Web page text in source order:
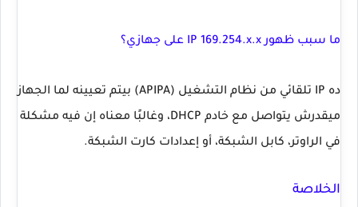
ما سبب ظهور IP 169.254.x.x على جهازي؟
ده IP تلقائي من نظام التشغيل (APIPA) بيتم تعيينه لما الجهاز
ميقدرش يتواصل مع خادم DHCP، وغالبًا معناه إن فيه مشكلة
في الراوتر، كابل الشبكة، أو إعدادات كارت الشبكة.
الخلاصة